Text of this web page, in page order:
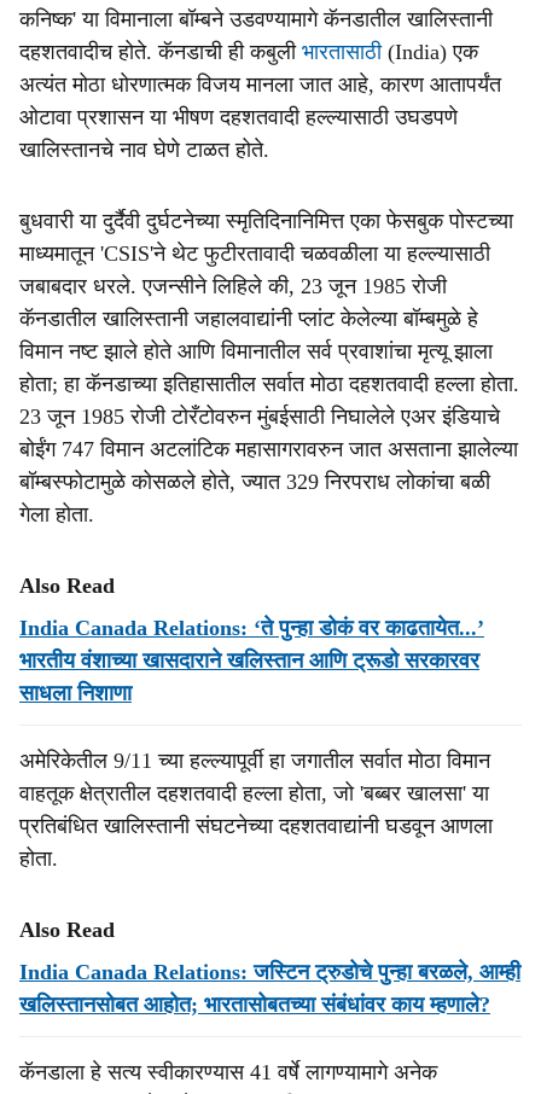
कनिष्क' या विमानाला बॉम्बने उडवण्यामागे कॅनडातील खालिस्तानी
दहशतवादीच होते. कॅनडाची ही कबुली भारतासाठी(India) एक
अत्यंत मोठा धोरणात्मक विजय मानला जात आहे, कारण आतापर्यंत
ओटावा प्रशासन या भीषण दहशतवादी हल्ल्यासाठी उघडपणे
खालिस्तानचे नाव घेणे टाळत होते.
बुधवारी या दुर्दैवी दुर्घटनेच्या स्मृतिदिनानिमित्त एका फेसबुक पोस्टच्या
माध्यमातून 'CSIS'ने थेट फुटीरतावादी चळवळीला या हल्ल्यासाठी
जबाबदार धरले. एजन्सीने लिहिले की, 23 जून 1985 रोजी
कॅनडातील खालिस्तानी जहालवाद्यांनी प्लांट केलेल्या बॉम्बमुळे हे
विमान नष्ट झाले होते आणि विमानातील सर्व प्रवाशांचा मृत्यू झाला
होता; हा कॅनडाच्या इतिहासातील सर्वात मोठा दहशतवादी हल्ला होता.
23 जून 1985 रोजी टोरँटोवरुन मुंबईसाठी निघालेले एअर इंडियाचे
बोईंग 747 विमान अटलांटिक महासागरावरुन जात असताना झालेल्या
बॉम्बस्फोटामुळे कोसळले होते, ज्यात 329 निरपराध लोकांचा बळी
गेला होता.
Also Read
India Canada Relations: ‘ते पुन्हा डोकं वर काढतायेत...’
भारतीय वंशाच्या खासदाराने खलिस्तान आणि ट्रूडो सरकारवर
साधला निशाणा
अमेरिकेतील 9/11 च्या हल्ल्यापूर्वी हा जगातील सर्वात मोठा विमान
वाहतूक क्षेत्रातील दहशतवादी हल्ला होता, जो 'बब्बर खालसा' या
प्रतिबंधित खालिस्तानी संघटनेच्या दहशतवाद्यांनी घडवून आणला
होता.
Also Read
India Canada Relations: जस्टिन ट्रुडोचे पुन्हा बरळले, आम्ही
खलिस्तानसोबत आहोत; भारतासोबतच्या संबंधांवर काय म्हणाले?
कॅनडाला हे सत्य स्वीकारण्यास 41 वर्षे लागण्यामागे अनेक